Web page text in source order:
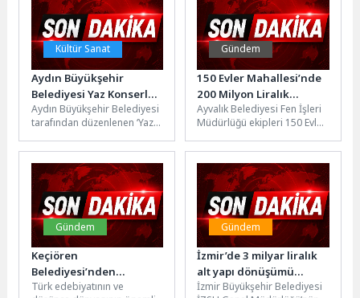
Kültür Sanat
Aydın Büyükşehir
Belediyesi Yaz Konserleri
Sürüyor
Aydın Büyükşehir Belediyesi
tarafından düzenlenen ‘Yaz
dört bir yanında düzenlenen
etkinliklerin şimdiki...
Gündem
150 Evler Mahallesi’nde
200 Milyon Liralık
Yatırımın İlk Etabı Başladı
Ayvalık Belediyesi Fen İşleri
Müdürlüğü ekipleri 150 Evler
ve çevre düzenleme
çalışmalarına...
Gündem
Keçiören
Belediyesi’nden
Abdurrahim Karakoç’un
Türk edebiyatının ve
Gündem
İzmir’de 3 milyar liralık
alt yapı dönüşümü
sürüyor
İzmir Büyükşehir Belediyesi